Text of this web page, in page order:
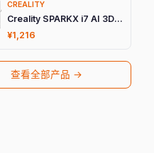
CREALITY
Creality SPARKX i7 AI 3D打印机
¥1,216
查看全部产品 →